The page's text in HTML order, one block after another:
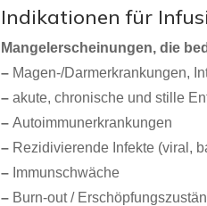
Indikationen für
Mangelerscheinungen, die
– Magen-/Darmerkrankungen,
– akute, chronische und stille
– Autoimmunerkrankungen
– Rezidivierende Infekte (viral,
– Immunschwäche
– Burn-out /